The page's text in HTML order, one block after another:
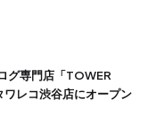
ワレコ渋谷店にオープン